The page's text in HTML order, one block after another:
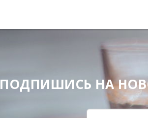
ПОДПИШИСЬ НА